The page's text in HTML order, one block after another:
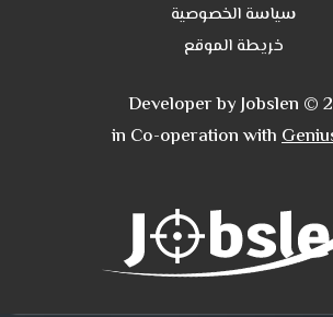
سياسة الخصوصية
خريطة الموقع
Developer by Jobslen ©
in Co-operation with